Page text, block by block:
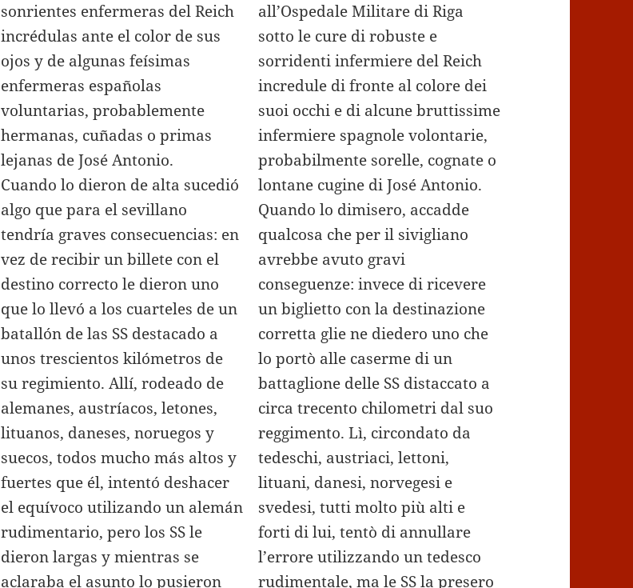
sonrientes enfermeras del Reich
incrédulas ante el color de sus
ojos y de algunas feísimas
enfermeras españolas
voluntarias, probablemente
hermanas, cuñadas o primas
lejanas de José Antonio.
Cuando lo dieron de alta sucedió
algo que para el sevillano
tendría graves consecuencias: en
vez de recibir un billete con el
destino correcto le dieron uno
que lo llevó a los cuarteles de un
batallón de las SS destacado a
unos trescientos kilómetros de
su regimiento. Allí, rodeado de
alemanes, austríacos, letones,
lituanos, daneses, noruegos y
suecos, todos mucho más altos y
fuertes que él, intentó deshacer
el equívoco utilizando un alemán
rudimentario, pero los SS le
dieron largas y mientras se
aclaraba el asunto lo pusieron
all’Ospedale Militare di Riga
sotto le cure di robuste e
sorridenti infermiere del Reich
incredule di fronte al colore dei
suoi occhi e di alcune bruttissime
infermiere spagnole volontarie,
probabilmente sorelle, cognate o
lontane cugine di José Antonio.
Quando lo dimisero, accadde
qualcosa che per il sivigliano
avrebbe avuto gravi
conseguenze: invece di ricevere
un biglietto con la destinazione
corretta glie ne diedero uno che
lo portò alle caserme di un
battaglione delle SS distaccato a
circa trecento chilometri dal suo
reggimento. Lì, circondato da
tedeschi, austriaci, lettoni,
lituani, danesi, norvegesi e
svedesi, tutti molto più alti e
forti di lui, tentò di annullare
l’errore utilizzando un tedesco
rudimentale, ma le SS la presero